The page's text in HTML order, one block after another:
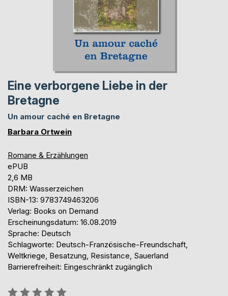
Eine verborgene Liebe in der
Bretagne
Un amour caché en Bretagne
Barbara Ortwein
Romane & Erzählungen
ePUB
2,6 MB
DRM: Wasserzeichen
ISBN-13: 9783749463206
Verlag: Books on Demand
Erscheinungsdatum: 16.08.2019
Sprache: Deutsch
Schlagworte: Deutsch-Französische-Freundschaft,
Weltkriege, Besatzung, Resistance, Sauerland
Barrierefreiheit: Eingeschränkt zugänglich
Bewertung::